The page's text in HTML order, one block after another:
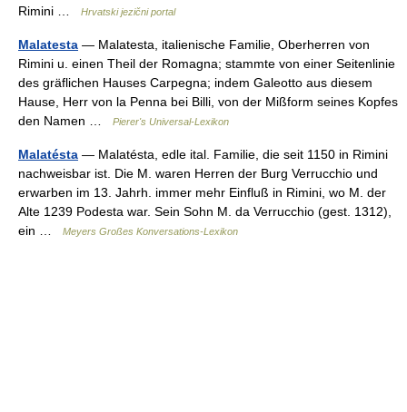
Rimini …
Hrvatski jezični portal
Malatesta — Malatesta, italienische Familie, Oberherren von
Rimini u. einen Theil der Romagna; stammte von einer Seitenlinie
des gräflichen Hauses Carpegna; indem Galeotto aus diesem
Hause, Herr von la Penna bei Billi, von der Mißform seines Kopfes
den Namen …
Pierer's Universal-Lexikon
Malatésta — Malatésta, edle ital. Familie, die seit 1150 in Rimini
nachweisbar ist. Die M. waren Herren der Burg Verrucchio und
erwarben im 13. Jahrh. immer mehr Einfluß in Rimini, wo M. der
Alte 1239 Podesta war. Sein Sohn M. da Verrucchio (gest. 1312),
ein …
Meyers Großes Konversations-Lexikon